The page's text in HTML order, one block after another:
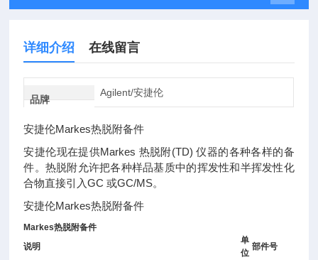
详细介绍 在线留言
品牌
Agilent/安捷伦
安捷伦Markes热脱附备件
安捷伦现在提供Markes 热脱附(TD) 仪器的各种各样的备
件。热脱附允许把各种样品基质中的挥发性和半挥发性化
合物直接引入GC 或GC/MS。
安捷伦Markes热脱附备件
Markes热脱附备件
说明
单
位
部件号